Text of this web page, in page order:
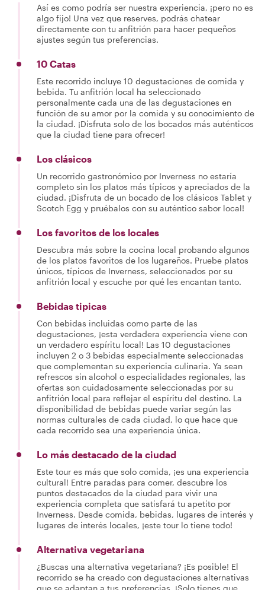
Así es como podría ser nuestra experiencia, ¡pero no es
algo fijo! Una vez que reserves, podrás chatear
directamente con tu anfitrión para hacer pequeños
ajustes según tus preferencias.
10 Catas
Este recorrido incluye 10 degustaciones de comida y
bebida. Tu anfitrión local ha seleccionado
personalmente cada una de las degustaciones en
función de su amor por la comida y su conocimiento de
la ciudad. ¡Disfruta solo de los bocados más auténticos
que la ciudad tiene para ofrecer!
Los clásicos
Un recorrido gastronómico por Inverness no estaría
completo sin los platos más típicos y apreciados de la
ciudad. ¡Disfruta de un bocado de los clásicos Tablet y
Scotch Egg y pruébalos con su auténtico sabor local!
Los favoritos de los locales
Descubra más sobre la cocina local probando algunos
de los platos favoritos de los lugareños. Pruebe platos
únicos, típicos de Inverness, seleccionados por su
anfitrión local y escuche por qué les encantan tanto.
Bebidas tipicas
Con bebidas incluidas como parte de las
degustaciones, ¡esta verdadera experiencia viene con
un verdadero espíritu local! Las 10 degustaciones
incluyen 2 o 3 bebidas especialmente seleccionadas
que complementan su experiencia culinaria. Ya sean
refrescos sin alcohol o especialidades regionales, las
ofertas son cuidadosamente seleccionadas por su
anfitrión local para reflejar el espíritu del destino. La
disponibilidad de bebidas puede variar según las
normas culturales de cada ciudad, lo que hace que
cada recorrido sea una experiencia única.
Lo más destacado de la ciudad
Este tour es más que solo comida, ¡es una experiencia
cultural! Entre paradas para comer, descubre los
puntos destacados de la ciudad para vivir una
experiencia completa que satisfará tu apetito por
Inverness. Desde comida, bebidas, lugares de interés y
lugares de interés locales, ¡este tour lo tiene todo!
Alternativa vegetariana
¿Buscas una alternativa vegetariana? ¡Es posible! El
recorrido se ha creado con degustaciones alternativas
que se adaptan a tus preferencias. ¡Solo tienes que